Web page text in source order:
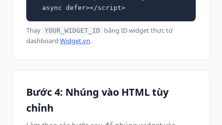
  async defer></script>
Thay YOUR_WIDGET_ID
bằng ID widget thực từ
dashboard Widget.vn.
Bước 4: Nhúng vào HTML tùy
chỉnh